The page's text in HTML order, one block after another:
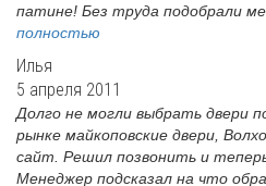
патине! Без труда подобрали
полностью
Илья
5 апреля 2011
Долго не могли выбрать двери
рынке майкоповские двери,
сайт. Решил позвонить и
Менеджер подсказал на что